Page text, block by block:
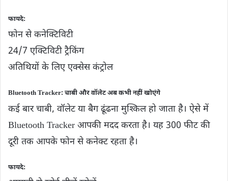
फायदे:
फोन से कनेक्टिविटी
24/7 एक्टिविटी ट्रैकिंग
अतिथियों के लिए एक्सेस कंट्रोल
Bluetooth Tracker: चाबी और वॉलेट अब कभी नहीं खोएंगे
कई बार चाबी, वॉलेट या बैग ढूंढना मुश्किल हो जाता है। ऐसे में
Bluetooth Tracker आपकी मदद करता है। यह 300 फीट की
दूरी तक आपके फोन से कनेक्ट रहता है।
फायदे: